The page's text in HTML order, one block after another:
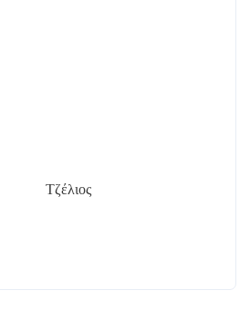
Τζέλιος